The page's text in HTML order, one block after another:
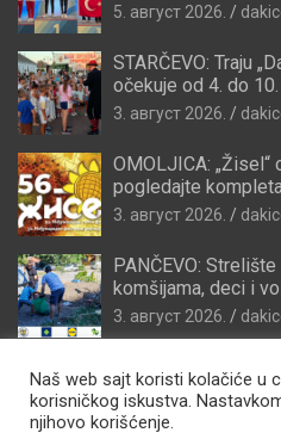
5. август 2026.
STARČEVO: Traju
očekuje od 4. do
3. август 2026.
OMOLJICA: „Žisel“
pogledajte
3. август 2026.
PANČEVO:
komšijama, deci i
3. август 2026.
Naš web sajt koristi kolačiće u
korisničkog iskustva.
njihovo korišćenje.